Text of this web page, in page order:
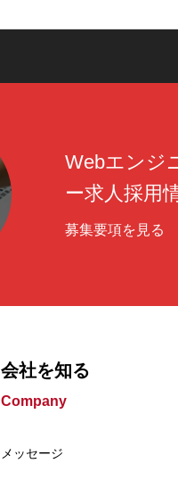
Webエンジ
ー求人採用
募集要項を見る
会社を知る
Company
メッセージ